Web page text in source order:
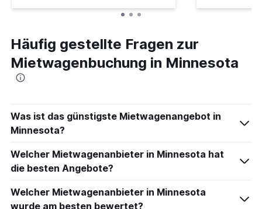
Häufig gestellte Fragen zur
Mietwagenbuchung in Minnesota
Was ist das günstigste Mietwagenangebot in
Minnesota?
Welcher Mietwagenanbieter in Minnesota hat
die besten Angebote?
Welcher Mietwagenanbieter in Minnesota
wurde am besten bewertet?